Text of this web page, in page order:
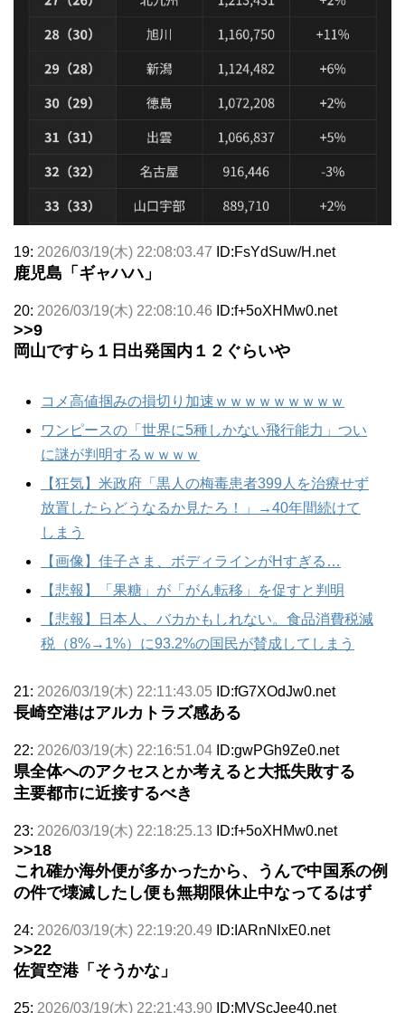
19: 2026/03/19(木) 22:08:03.47 ID:FsYdSuw/H.net
鹿児島「ギャハハ」
20: 2026/03/19(木) 22:08:10.46 ID:f+5oXHMw0.net
>>9
岡山ですら１日出発国内１２ぐらいや
コメ高値掴みの損切り加速ｗｗｗｗｗｗｗｗｗ
ワンピースの「世界に5種しかない飛行能力」つい
に謎が判明するｗｗｗｗ
【狂気】米政府「黒人の梅毒患者399人を治療せず
放置したらどうなるか見たろ！」→40年間続けて
しまう
【画像】佳子さま、ボディラインがHすぎる…
【悲報】「果糖」が「がん転移」を促すと判明
【悲報】日本人、バカかもしれない。食品消費税減
税（8%→1%）に93.2%の国民が賛成してしまう
21: 2026/03/19(木) 22:11:43.05 ID:fG7XOdJw0.net
長崎空港はアルカトラズ感ある
22: 2026/03/19(木) 22:16:51.04 ID:gwPGh9Ze0.net
県全体へのアクセスとか考えると大抵失敗する
主要都市に近接するべき
23: 2026/03/19(木) 22:18:25.13 ID:f+5oXHMw0.net
>>18
これ確か海外便が多かったから、うんで中国系の例
の件で壊滅したし便も無期限休止中なってるはず
24: 2026/03/19(木) 22:19:20.49 ID:IARnNlxE0.net
>>22
佐賀空港「そうかな」
25: 2026/03/19(木) 22:21:43.90 ID:MVScJee40.net